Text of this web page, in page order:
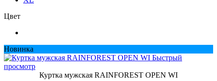
Цвет
Новинка
Быстрый
просмотр
Куртка мужская RAINFOREST OPEN WI